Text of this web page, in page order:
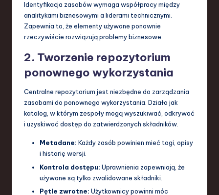
Identyfikacja zasobów wymaga współpracy między
analitykami biznesowymi a liderami technicznymi.
Zapewnia to, że elementy używane ponownie
rzeczywiście rozwiązują problemy biznesowe.
2. Tworzenie repozytorium
ponownego wykorzystania
Centralne repozytorium jest niezbędne do zarządzania
zasobami do ponownego wykorzystania. Działa jak
katalog, w którym zespoły mogą wyszukiwać, odkrywać
i uzyskiwać dostęp do zatwierdzonych składników.
Metadane: Każdy zasób powinien mieć tagi, opisy
i historię wersji.
Kontrola dostępu: Uprawnienia zapewniają, że
używane są tylko zwalidowane składniki.
Pętle zwrotne: Użytkownicy powinni móc